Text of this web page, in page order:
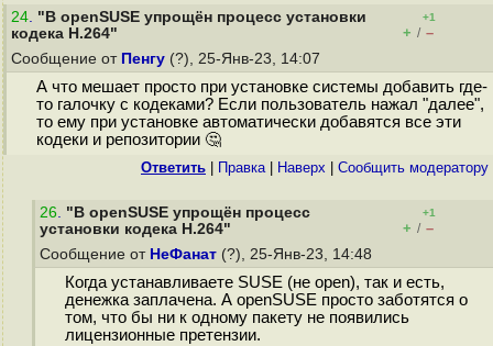
24. "В openSUSE упрощён процесс установки
кодека H.264"
+1
+ / –
Сообщение от Пенгу (?), 25-Янв-23, 14:07
А что мешает просто при установке системы добавить где-
то галочку с кодеками? Если пользователь нажал "далее",
то ему при установке автоматически добавятся все эти
кодеки и репозитории 🤔
Ответить Правка| Наверх Cообщить модератору
26. "В openSUSE упрощён процесс
установки кодека H.264"
+1
+ / –
Сообщение от НеФанат (?), 25-Янв-23, 14:48
Когда устанавливаете SUSE (не open), так и есть,
денежка заплачена. А openSUSE просто заботятся о
том, что бы ни к одному пакету не появились
лицензионные претензии.